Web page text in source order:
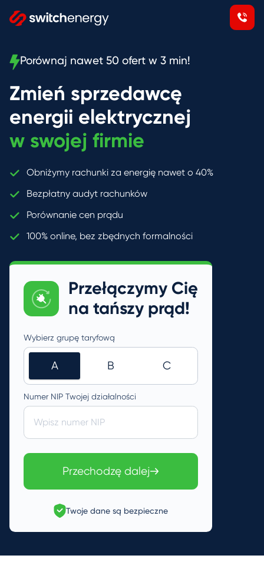
Porównaj nawet 50 ofert w 3 min!
Zmień sprzedawcę
energii elektrycznej
w swojej firmie
Obniżymy rachunki za energię nawet o 40%
Bezpłatny audyt rachunków
Porównanie cen prądu
100% online, bez zbędnych formalności
Przełączymy Cię
na tańszy prąd!
Wybierz grupę taryfową
A B C
Numer NIP Twojej działalności
Wpisz numer NIP
Przechodzę dalej
Twoje dane są bezpieczne